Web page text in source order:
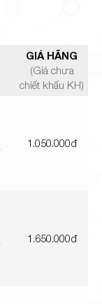
GIÁ HÃNG
(Giá chưa
chiết khấu KH)
1.050.000đ
1.650.000đ